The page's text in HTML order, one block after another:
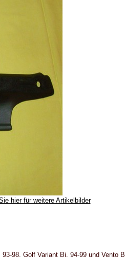
hier für weitere Artikelbilder
98, Golf Variant Bj. 94-99 und Vento